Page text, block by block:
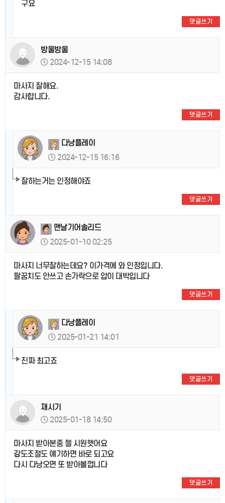
구요
댓글쓰기
방울방울
2024-12-15 14:08
마사지 잘해요.
감사합니다.
댓글쓰기
다낭플레이
2024-12-15 16:16
잘하는거는 인정해야죠
댓글쓰기
맨날기어솔리드
2025-01-10 02:25
마사지 너무잘하는데요? 이가격에 와 인정입니다.
팔꿈치도 안쓰고 손가락으로 압이 대박입니다
댓글쓰기
다낭플레이
2025-01-21 14:01
진짜 최고죠
댓글쓰기
재시기
2025-01-18 14:50
마사지 받아본중 젤 시원햇어요
강도조절도 얘기하면 바로 되고요
다시 다낭오면 또 받아볼껍니다
댓글쓰기